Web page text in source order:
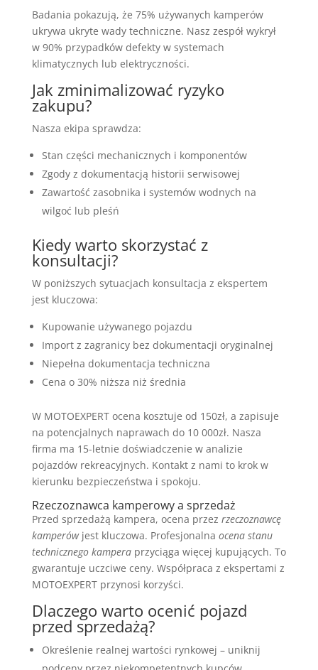
Badania pokazują, że 75% używanych kamperów
ukrywa ukryte wady techniczne. Nasz zespół wykrył
w 90% przypadków defekty w systemach
klimatycznych lub elektryczności.
Jak zminimalizować ryzyko
zakupu?
Nasza ekipa sprawdza:
Stan części mechanicznych i komponentów
Zgody z dokumentacją historii serwisowej
Zawartość zasobnika i systemów wodnych na
wilgoć lub pleśń
Kiedy warto skorzystać z
konsultacji?
W poniższych sytuacjach konsultacja z ekspertem
jest kluczowa:
Kupowanie używanego pojazdu
Import z zagranicy bez dokumentacji oryginalnej
Niepełna dokumentacja techniczna
Cena o 30% niższa niż średnia
W MOTOEXPERT ocena kosztuje od 150zł, a zapisuje
na potencjalnych naprawach do 10 000zł. Nasza
firma ma 15-letnie doświadczenie w analizie
pojazdów rekreacyjnych. Kontakt z nami to krok w
kierunku bezpieczeństwa i spokoju.
Rzeczoznawca kamperowy a sprzedaż
Przed sprzedażą kampera, ocena przez rzeczoznawcę
kamperówjest kluczowa. Profesjonalna ocena stanu
technicznego kamperaprzyciąga więcej kupujących. To
gwarantuje uczciwe ceny. Współpraca z ekspertami z
MOTOEXPERT przynosi korzyści.
Dlaczego warto ocenić pojazd
przed sprzedażą?
Określenie realnej wartości rynkowej – uniknij